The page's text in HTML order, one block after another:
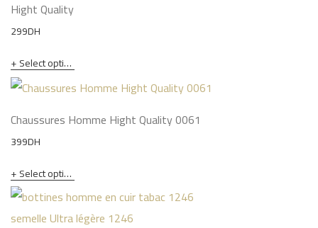
Hight Quality
299DH
Select options
Chaussures Homme Hight Quality 0061
399DH
Select options